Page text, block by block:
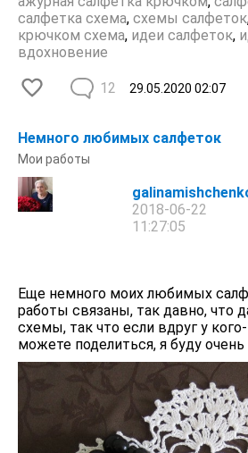
салфетка схема, схемы салфеток
крючком схема, идеи салфеток,
вдохновение
29.05.2020 02:07
12
Немного любимых салфеток
Мои работы
2018-06-22
11:27:05
Еще немного моих любимых
работы связаны, так давно, что
схемы, так что если вдруг у
можете поделиться, я буду очень